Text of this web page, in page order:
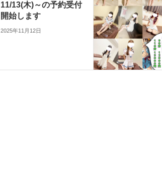
11/13(木)～の予約受付
開始します
2025年11月12日